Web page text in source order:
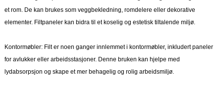
et rom. De kan brukes som veggbekledning, romdelere eller dekorative
elementer. Filtpaneler kan bidra til et koselig og estetisk tiltalende miljø.
Kontormøbler: Filt er noen ganger innlemmet i kontormøbler, inkludert paneler
for avlukker eller arbeidsstasjoner. Denne bruken kan hjelpe med
lydabsorpsjon og skape et mer behagelig og rolig arbeidsmiljø.